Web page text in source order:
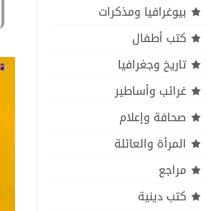
بيوغرافيا ومذكرات
كتب أطفال
تاريخ وجغرافيا
غرائب وأساطير
صحافة وإعلام
المرأة والعائلة
مراجع
كتب دينية